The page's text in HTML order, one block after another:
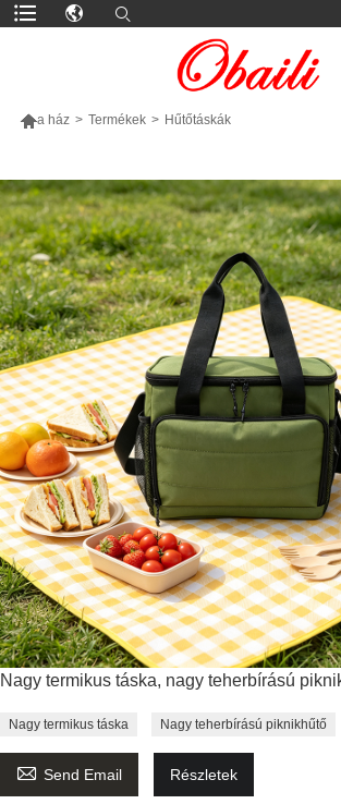
a ház > Termékek > Hűtőtáskák
Nagy termikus táska, nagy teherbírású
Nagy termikus táska Nagy teherbírású piknikhűtő
 Send Email Részletek